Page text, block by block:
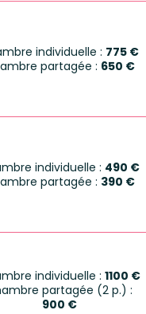
individuelle : 775 €
partagée : 650 €
individuelle : 490 €
partagée : 390 €
individuelle : 1100 €
partagée (2 p.) :
900 €